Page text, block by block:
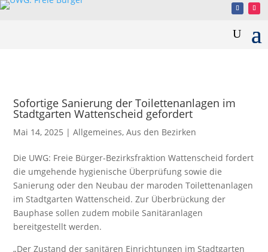
Sofortige Sanierung der Toilettenanlagen im
Stadtgarten Wattenscheid gefordert
Mai 14, 2025 |Allgemeines,Aus den Bezirken
Die UWG: Freie Bürger-Bezirksfraktion Wattenscheid fordert
die umgehende hygienische Überprüfung sowie die
Sanierung oder den Neubau der maroden Toilettenanlagen
im Stadtgarten Wattenscheid. Zur Überbrückung der
Bauphase sollen zudem mobile Sanitäranlagen
bereitgestellt werden.
„Der Zustand der sanitären Einrichtungen im Stadtgarten